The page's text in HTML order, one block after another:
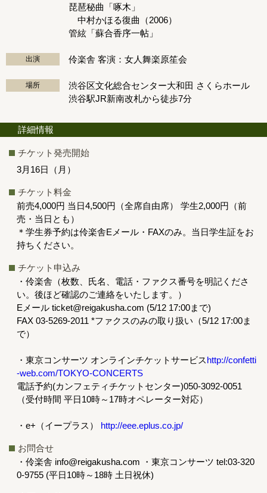
琵琶秘曲「啄木」
中村かほる復曲（2006）
管絃「蘇合香序一帖」
出演 伶楽舎 客演：女人舞楽原笙会
場所
渋谷区文化総合センター大和田 さくらホール
渋谷駅JR新南改札から徒歩7分
詳細情報
チケット発売開始
3月16日（月）
チケット料金
前売4,000円 当日4,500円（全席自由席） 学生2,000円（前
売・当日とも）
＊学生券予約は伶楽舎Eメール・FAXのみ。当日学生証をお
持ちください。
チケット申込み
・伶楽舎（枚数、氏名、電話・ファクス番号を明記くださ
い。後ほど確認のご連絡をいたします。）
Eメール ticket@reigakusha.com (5/12 17:00まで)
FAX 03-5269-2011 *ファクスのみの取り扱い（5/12 17:00ま
で）
・東京コンサーツ オンラインチケットサービスhttp://confetti
-web.com/TOKYO-CONCERTS
電話予約(カンフェティチケットセンター)050-3092-0051
（受付時間 平日10時～17時オペレーター対応）
・e+（イープラス） http://eee.eplus.co.jp/
お問合せ
・伶楽舎 info@reigakusha.com ・東京コンサーツ tel:03-320
0-9755 (平日10時～18時 土日祝休)